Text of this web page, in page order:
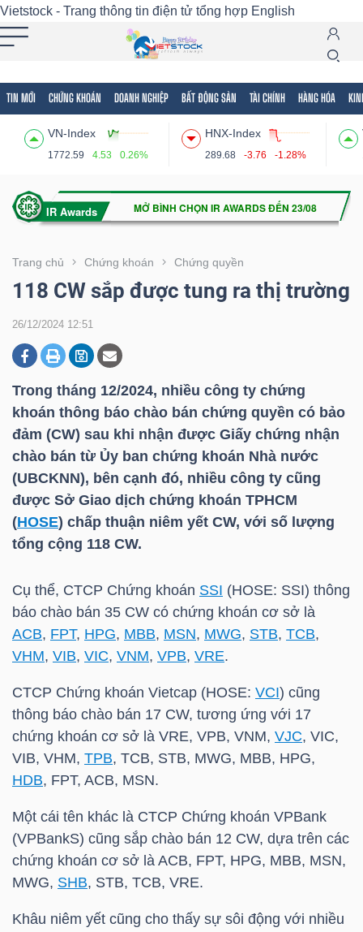
Vietstock - Trang thông tin điện tử tổng hợp English
TIN MỚI CHỨNG KHOÁN DOANH NGHIỆP BẤT ĐỘNG SẢN TÀI CHÍNH HÀNG HÓA
VN-Index
1772.59 4.53 0.26%
HNX-Index
289.68 -3.76 -1.28%
Trang chủ Chứng khoán Chứng quyền
118 CW sắp được tung ra thị trường
26/12/2024 12:51
Trong tháng 12/2024, nhiều công ty chứng
khoán thông báo chào bán chứng quyền có bảo
đảm (CW) sau khi nhận được Giấy chứng nhận
chào bán từ Ủy ban chứng khoán Nhà nước
(UBCKNN), bên cạnh đó, nhiều công ty cũng
được Sở Giao dịch chứng khoán TPHCM
(HOSE) chấp thuận niêm yết CW, với số lượng
tổng cộng 118 CW.
Cụ thể, CTCP Chứng khoán SSI (HOSE: SSI) thông
báo chào bán 35 CW có chứng khoán cơ sở là
ACB, FPT, HPG, MBB, MSN, MWG, STB, TCB,
VHM, VIB, VIC, VNM, VPB, VRE.
CTCP Chứng khoán Vietcap (HOSE: VCI) cũng
thông báo chào bán 17 CW, tương ứng với 17
chứng khoán cơ sở là VRE, VPB, VNM, VJC, VIC,
VIB, VHM, TPB, TCB, STB, MWG, MBB, HPG,
HDB, FPT, ACB, MSN.
Một cái tên khác là CTCP Chứng khoán VPBank
(VPBankS) cũng sắp chào bán 12 CW, dựa trên các
chứng khoán cơ sở là ACB, FPT, HPG, MBB, MSN,
MWG, SHB, STB, TCB, VRE.
Khâu niêm yết cũng cho thấy sự sôi động với nhiều
Tất cả Tính năng Ngành Mã chứng khoán
Tính
(-)
VIETSTOCK
CHỨNG
KHOÁN
DOANH
NGHIỆP
BẤT
ĐỘNG
TÀI
CHÍNH
HÀNG
HÓA
KINH
TẾ